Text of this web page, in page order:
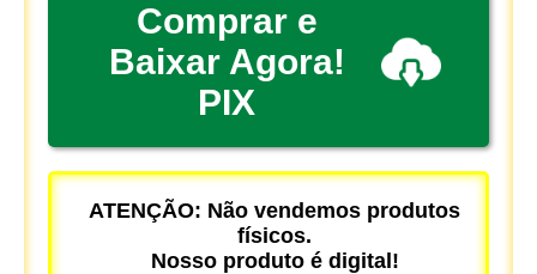
Comprar e
Baixar Agora!
PIX
ATENÇÃO: Não vendemos produtos
físicos.
Nosso produto é digital!